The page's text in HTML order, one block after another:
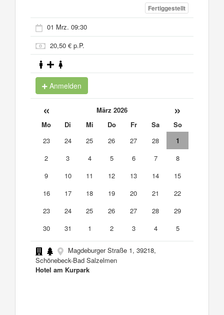
Fertiggestellt
01 Mrz. 09:30
20,50 € p.P.
Anmelden
« März 2026 »
Mo Di Mi Do Fr Sa
So
23
24 25 26 27 28
1
2
3 4 5 6 7
8
9
10 11 12 13 14
15
16
17 18 19 20 21
22
23
24 25 26 27 28
29
30
31 1 2 3 4 5
Magdeburger Straße 1, 39218,
Schönebeck-Bad Salzelmen
Hotel am Kurpark